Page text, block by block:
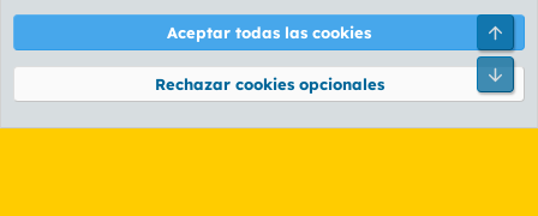
Términos y reglas Política de privacidad Ayuda
Community platform by XenForo® © 2010-2026 XenForo Ltd.
Aceptar todas las cookies
Rechazar cookies opcionales
Pie